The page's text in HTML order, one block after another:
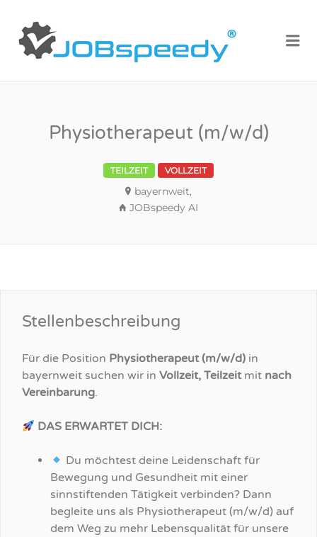
Physiotherapeut (m/w/d)
TEILZEIT VOLLZEIT
bayernweit,
JOBspeedy AI
Stellenbeschreibung
Für die Position Physiotherapeut (m/w/d) in
bayernweit suchen wir in Vollzeit, Teilzeitmit nach
Vereinbarung.
DAS ERWARTET DICH:
Du möchtest deine Leidenschaft für
Bewegung und Gesundheit mit einer
sinnstiftenden Tätigkeit verbinden? Dann
begleite uns als Physiotherapeut (m/w/d) auf
dem Weg zu mehr Lebensqualität für unsere